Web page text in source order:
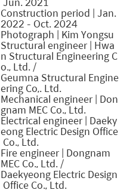
Construction period | Jan.
2022 – Oct. 2024
Photograph | Kim Yongsu
Structural engineer | Hwa
n Structural Engineering C
o., Ltd. /
Geumna Structural Engine
ering Co,. Ltd.
Mechanical engineer | Don
gnam MEC Co., Ltd.
Electrical engineer | Daeky
eong Electric Design Office
Co., Ltd.
Fire engineer | Dongnam
MEC Co., Ltd. /
Daekyeong Electric Design
Office Co., Ltd.